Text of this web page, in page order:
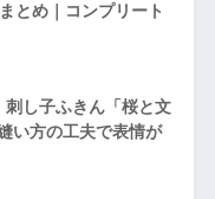
とめ｜コンプリート
刺し子ふきん「桜と文
い方の工夫で表情が